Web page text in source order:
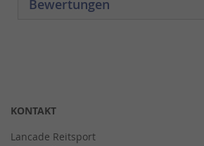
Bewertungen
KONTAKT
Lancade Reitsport